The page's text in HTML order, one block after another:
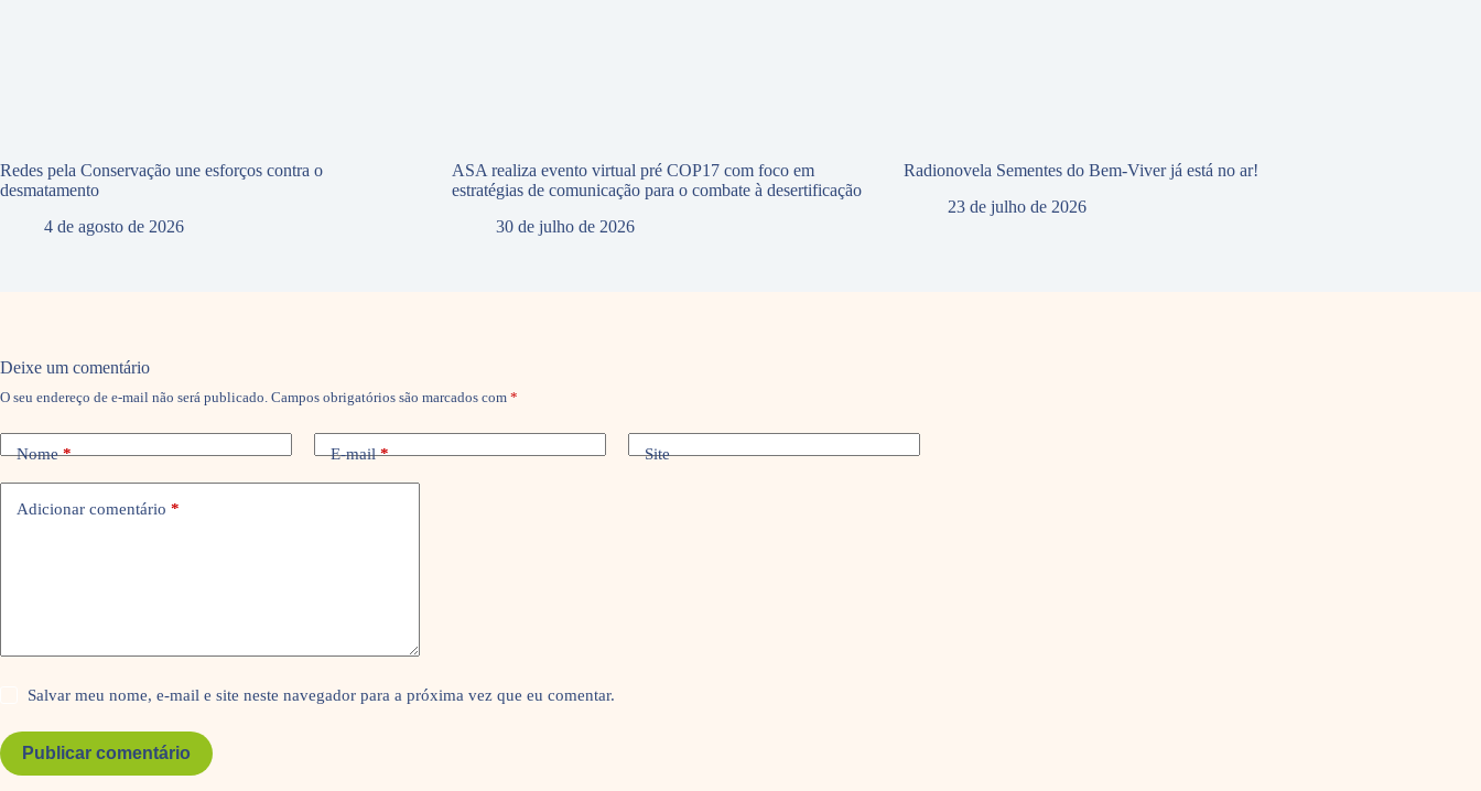
Redes pela Conservação une esforços contra o
desmatamento
4 de agosto de 2026
ASA realiza evento virtual pré COP17 com foco em
estratégias de comunicação para o combate à desertificação
30 de julho de 2026
Radionovela Sementes do Bem-Viver já está no ar!
23 de julho de 2026
Deixe um comentário
O seu endereço de e-mail não será publicado. Campos obrigatórios são marcados com *
Nome* E-mail* Site
Adicionar comentário *
Salvar meu nome, e-mail e site neste navegador para a próxima vez que eu comentar.
Publicar comentário